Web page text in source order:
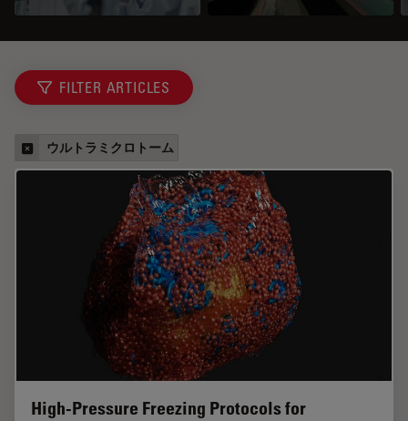
FILTER ARTICLES
ウルトラミクロトーム
High-Pressure Freezing Protocols for